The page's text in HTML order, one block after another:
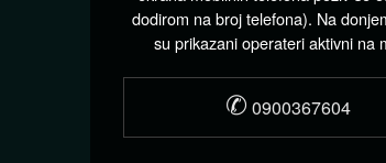
dodirom na broj telefona). Na
su prikazani operateri aktivni na
✆ 0900367604